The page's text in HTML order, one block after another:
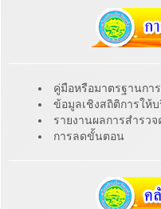
คู่มือหรือมาตรฐานกา
ข้อมูลเชิงสถิติการให้บ
รายงานผลการสำรว
การลดขั้นตอน